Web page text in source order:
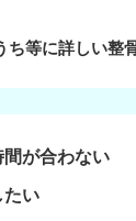
等に詳しい整
が合わない
たい